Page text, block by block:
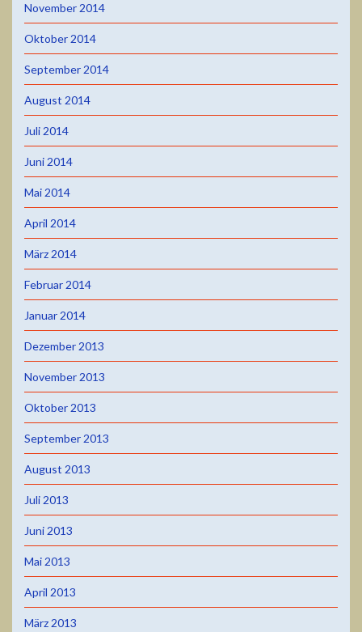
November 2014
Oktober 2014
September 2014
August 2014
Juli 2014
Juni 2014
Mai 2014
April 2014
März 2014
Februar 2014
Januar 2014
Dezember 2013
November 2013
Oktober 2013
September 2013
August 2013
Juli 2013
Juni 2013
Mai 2013
April 2013
März 2013